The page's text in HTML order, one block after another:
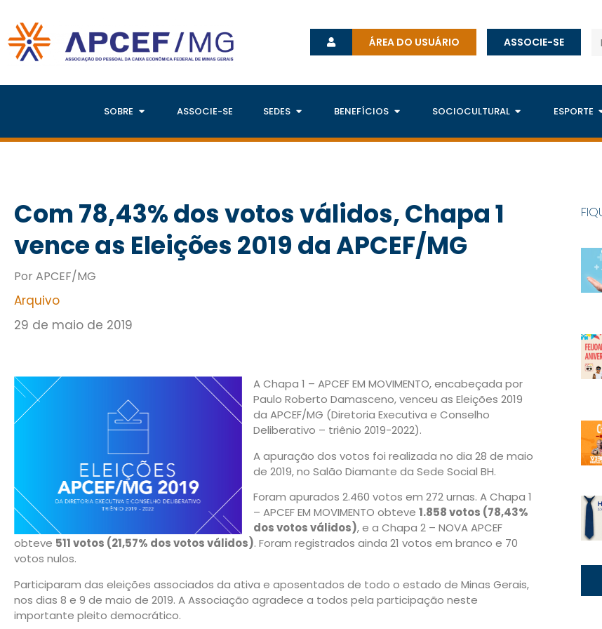
ÁREA DO USUÁRIO ASSOCIE-SE
SOBRE ASSOCIE-SE SEDES BENEFÍCIOS SOCIOCULTURAL ESPORTE
Com 78,43% dos votos válidos, Chapa 1
vence as Eleições 2019 da APCEF/MG
Por APCEF/MG
Arquivo
29 de maio de 2019
A Chapa 1 – APCEF EM MOVIMENTO, encabeçada por
Paulo Roberto Damasceno, venceu as Eleições 2019
da APCEF/MG (Diretoria Executiva e Conselho
Deliberativo – triênio 2019-2022).
A apuração dos votos foi realizada no dia 28 de maio
de 2019, no Salão Diamante da Sede Social BH.
Foram apurados 2.460 votos em 272 urnas. A Chapa 1
– APCEF EM MOVIMENTO obteve 1.858 votos (78,43%
dos votos válidos), e a Chapa 2 – NOVA APCEF
obteve 511 votos (21,57% dos votos válidos). Foram registrados ainda 21 votos em branco e 70
votos nulos.
Participaram das eleições associados da ativa e aposentados de todo o estado de Minas Gerais,
nos dias 8 e 9 de maio de 2019. A Associação agradece a todos pela participação neste
importante pleito democrático.